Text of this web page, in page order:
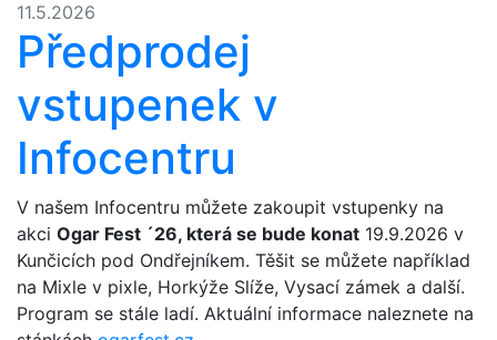
11.5.2026
Předprodej
vstupenek v
Infocentru
V našem Infocentru můžete zakoupit vstupenky na
akci Ogar Fest ´26, která se bude konat 19.9.2026 v
Kunčicích pod Ondřejníkem. Těšit se můžete například
na Mixle v pixle, Horkýže Slíže, Vysací zámek a další.
Program se stále ladí. Aktuální informace naleznete na